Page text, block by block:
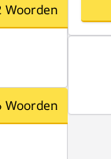
Woorden
Woorden